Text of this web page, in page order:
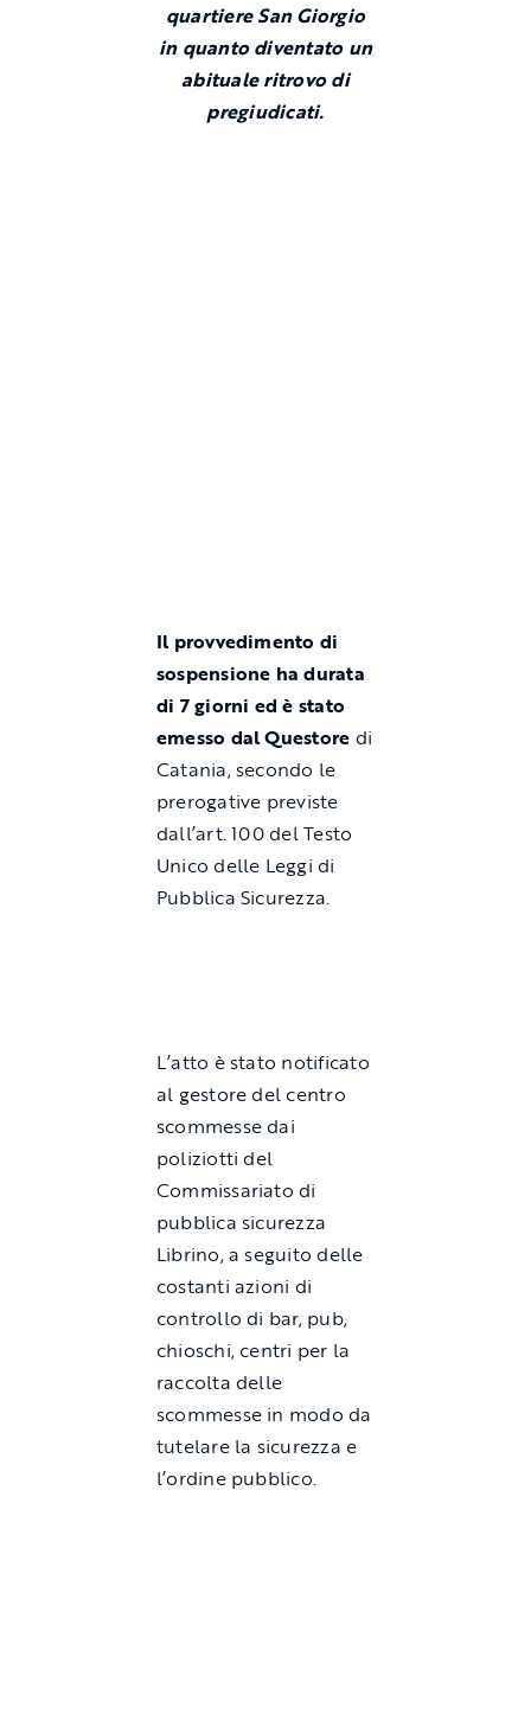
quartiere San Giorgio
in quanto diventato un
abituale ritrovo di
pregiudicati.
Il provvedimento di
sospensione ha durata
di 7 giorni ed è stato
emesso dal Questore di
Catania, secondo le
prerogative previste
dall’art. 100 del Testo
Unico delle Leggi di
Pubblica Sicurezza.
L’atto è stato notificato
al gestore del centro
scommesse dai
poliziotti del
Commissariato di
pubblica sicurezza
Librino, a seguito delle
costanti azioni di
controllo di bar, pub,
chioschi, centri per la
raccolta delle
scommesse in modo da
tutelare la sicurezza e
l’ordine pubblico.